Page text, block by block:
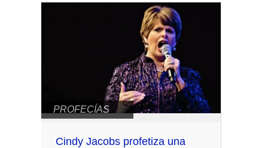
PROFECÍAS
Cindy Jacobs profetiza una